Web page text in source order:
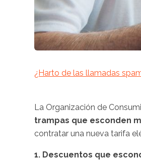
¿Harto de las llamadas
La Organización de
trampas que esconden
contratar una nueva tarifa
1. Descuentos que